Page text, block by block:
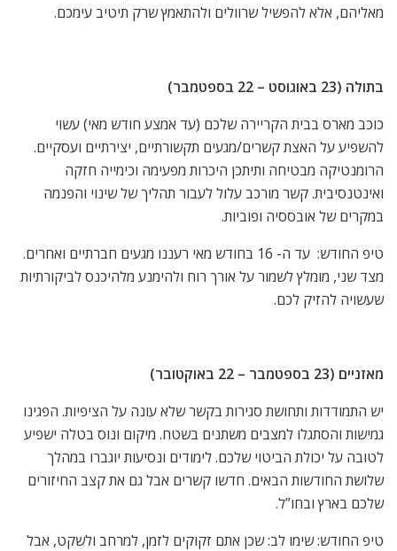
מאליהם, אלא להפשיל שרוולים ולהתאמץ שרק תיטיב עימכם.
בתולה (23 באוגוסט – 22 בספטמבר)
כוכב מארס בבית הקריירה שלכם (עד אמצע חודש מאי) עשוי
להשפיע על האצת קשרים/מגעים תקשורתיים, יצירתיים ועסקיים.
הרומנטיקה מבטיחה ותיתכן היכרות מפעימה וכימייה חזקה
ואינטנסיבית. קשר מורכב עלול לעבור תהליך של שינוי והפנמה
במקרים של אובססיה ופוביות.
טיפ החודש: עד ה- 16 בחודש מאי רעננו מגעים חברתיים ואחרים.
מצד שני, מומלץ לשמור על אורך רוח ולהימנע מלהיכנס לביקורתיות
שעשויה להזיק לכם.
מאזניים (23 בספטמבר – 22 באוקטובר)
יש התמודדות ותחושת סגירות בקשר שלא עונה על הציפיות. הפגינו
גמישות והסתגלו למצבים משתנים בשטח. מיקום ונוס בטלה ישפיע
לטובה על יכולת הביטוי שלכם. לימודים ונסיעות יוגברו במהלך
שלושת החודשות הבאים. חדשו קשרים אבל גם את קצב החיזורים
שלכם בארץ ובחו”ל.
טיפ החודש: שימו לב: שכן אתם זקוקים לזמן, למרחב ולשקט, אבל